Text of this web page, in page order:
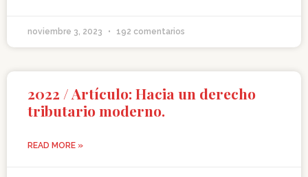
noviembre 3, 2023 192 comentarios
2022 / Artículo: Hacia un derecho
tributario moderno.
READ MORE »